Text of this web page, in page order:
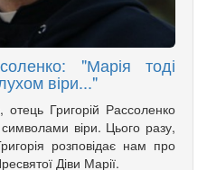
"Марія тоді
віри..."
Григорій Рассоленко
віри. Цього разу,
розповідає нам про
Діви Марії.